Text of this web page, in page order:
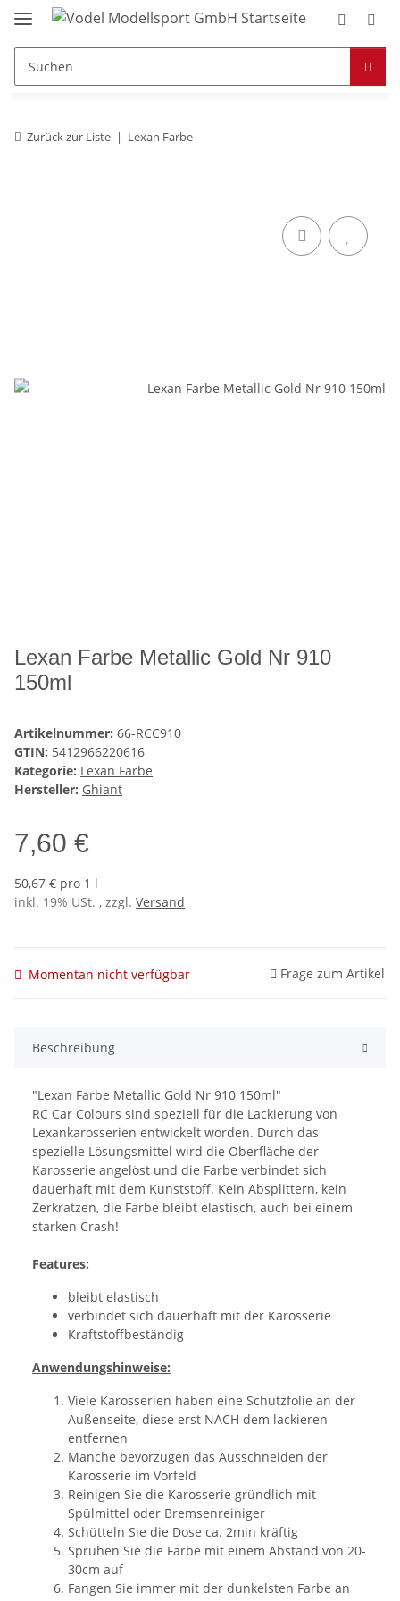
Zurück zur Liste Lexan Farbe
Lexan Farbe Metallic Gold Nr 910
150ml
Artikelnummer: 66-RCC910
GTIN: 5412966220616
Kategorie: Lexan Farbe
Hersteller: Ghiant
7,60 €
50,67 € pro 1 l
inkl. 19% USt. , zzgl. Versand
Momentan nicht verfügbar Frage zum Artikel
Beschreibung
"Lexan Farbe Metallic Gold Nr 910 150ml"
RC Car Colours sind speziell für die Lackierung von
Lexankarosserien entwickelt worden. Durch das
spezielle Lösungsmittel wird die Oberfläche der
Karosserie angelöst und die Farbe verbindet sich
dauerhaft mit dem Kunststoff. Kein Absplittern, kein
Zerkratzen, die Farbe bleibt elastisch, auch bei einem
starken Crash!
Features:
bleibt elastisch
verbindet sich dauerhaft mit der Karosserie
Kraftstoffbeständig
Anwendungshinweise:
Viele Karosserien haben eine Schutzfolie an der
Außenseite, diese erst NACH dem lackieren
entfernen
Manche bevorzugen das Ausschneiden der
Karosserie im Vorfeld
Reinigen Sie die Karosserie gründlich mit
Spülmittel oder Bremsenreiniger
Schütteln Sie die Dose ca. 2min kräftig
Sprühen Sie die Farbe mit einem Abstand von 20-
30cm auf
Fangen Sie immer mit der dunkelsten Farbe an